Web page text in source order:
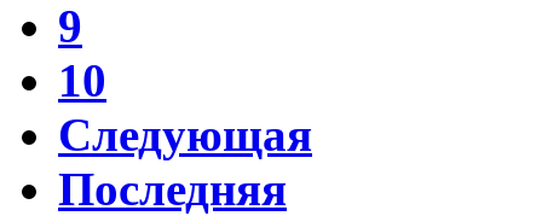
9
10
Следующая
Последняя